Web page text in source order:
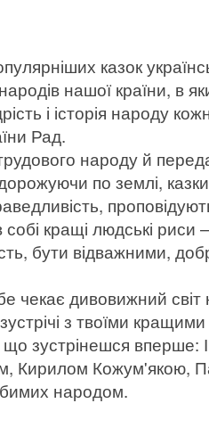
казок
нашої країни, в
і історія народу
Рад.
народу й
по землі,
кращі людські
бути відважними,
чекає дивовижний світ
з твоїми
зустрінешся вперше:
Кирилом Кожум'якою,
народом.